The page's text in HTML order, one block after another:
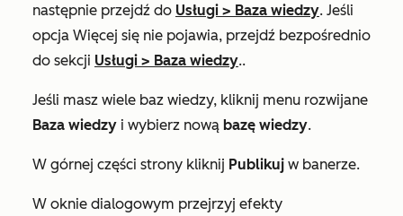
następnie przejdź do Usługi > Baza wiedzy. Jeśli
opcja Więcej się nie pojawia, przejdź bezpośrednio
do sekcji Usługi > Baza wiedzy..
Jeśli masz wiele baz wiedzy, kliknij menu rozwijane
Baza wiedzy i wybierz nową bazę wiedzy.
W górnej części strony kliknij Publikuj w banerze.
W oknie dialogowym przejrzyj efekty